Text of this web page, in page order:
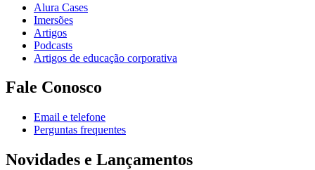
Alura Cases
Imersões
Artigos
Podcasts
Artigos de educação corporativa
Fale Conosco
Email e telefone
Perguntas frequentes
Novidades e Lançamentos